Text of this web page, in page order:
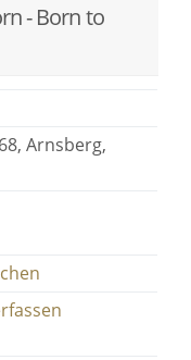
- Born to
Arnsberg,